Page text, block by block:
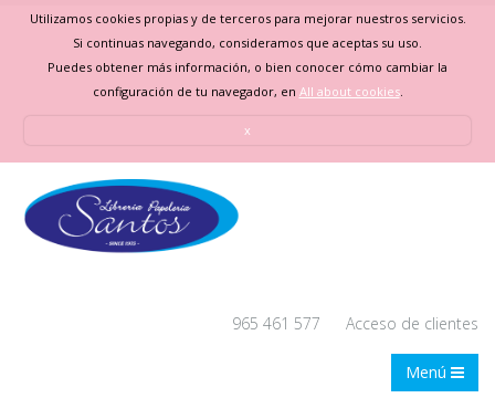
Utilizamos cookies propias y de terceros para mejorar nuestros servicios.
Si continuas navegando, consideramos que aceptas su uso.
Puedes obtener más información, o bien conocer cómo cambiar la
configuración de tu navegador, en All about cookies.
x
965 461 577 Acceso de clientes
Menú